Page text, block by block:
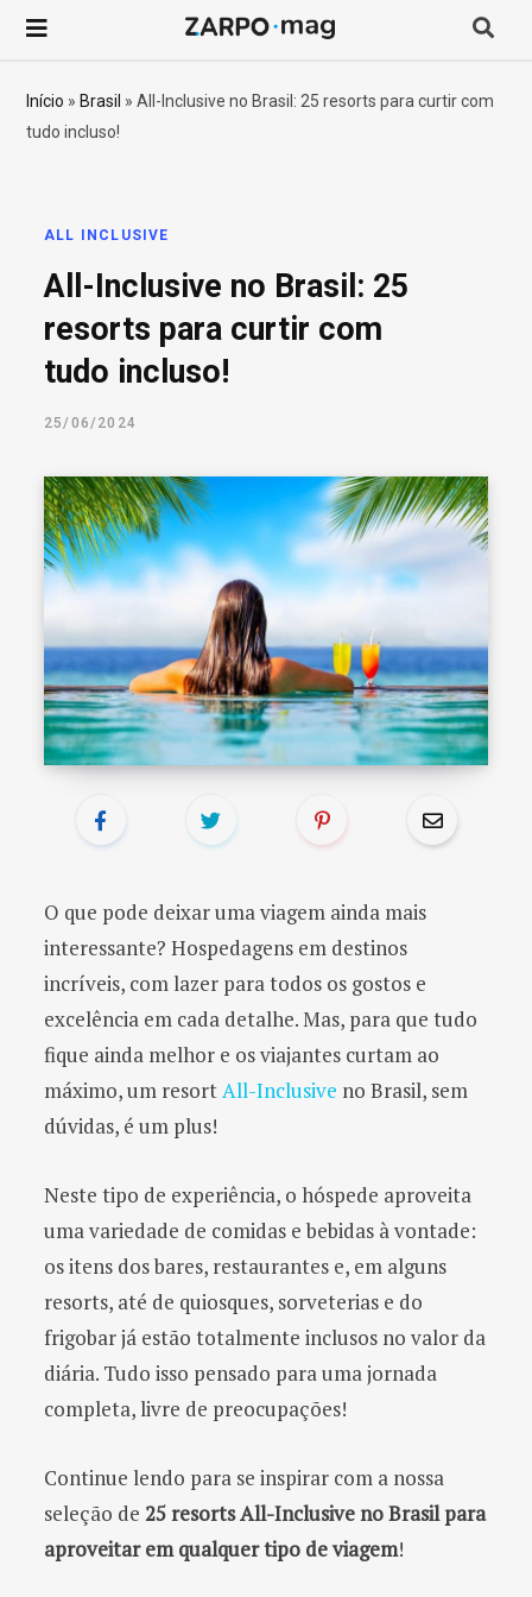
Início » Brasil »All-Inclusive no Brasil: 25 resorts para curtir com
tudo incluso!
ALL INCLUSIVE
All-Inclusive no Brasil: 25
resorts para curtir com
tudo incluso!
25/06/2024
O que pode deixar uma viagem ainda mais
interessante? Hospedagens em destinos
incríveis, com lazer para todos os gostos e
excelência em cada detalhe. Mas, para que tudo
fique ainda melhor e os viajantes curtam ao
máximo, um resortAll-Inclusive no Brasil, sem
dúvidas, é um plus!
Neste tipo de experiência, o hóspede aproveita
uma variedade de comidas e bebidas à vontade:
os itens dos bares, restaurantes e, em alguns
resorts, até de quiosques, sorveterias e do
frigobar já estão totalmente inclusos no valor da
diária. Tudo isso pensado para uma jornada
completa, livre de preocupações!
Continue lendo para se inspirar com a nossa
seleção de 25 resorts All-Inclusive no Brasil para
aproveitar em qualquer tipo de viagem!